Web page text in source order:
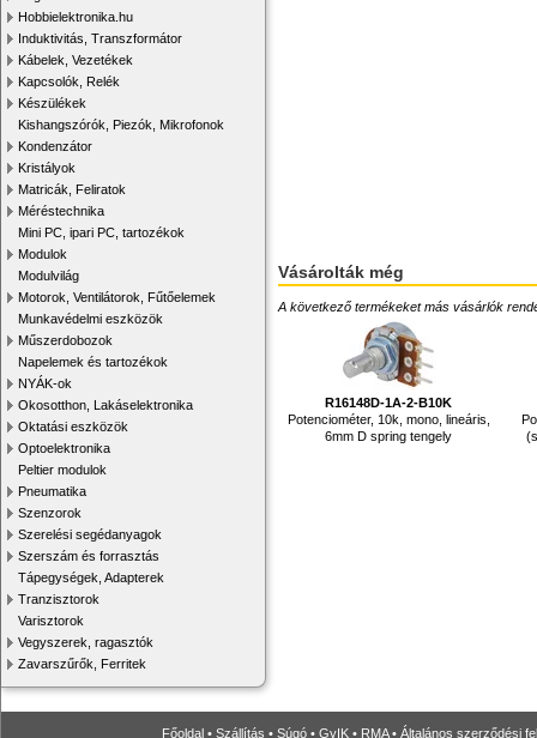
Hobbielektronika.hu
Induktivitás, Transzformátor
Kábelek, Vezetékek
Kapcsolók, Relék
Készülékek
Kishangszórók, Piezók, Mikrofonok
Kondenzátor
Kristályok
Matricák, Feliratok
Méréstechnika
Mini PC, ipari PC, tartozékok
Modulok
Modulvilág
Motorok, Ventilátorok, Fűtőelemek
Munkavédelmi eszközök
Műszerdobozok
Napelemek és tartozékok
NYÁK-ok
Okosotthon, Lakáselektronika
Oktatási eszközök
Optoelektronika
Peltier modulok
Pneumatika
Szenzorok
Szerelési segédanyagok
Szerszám és forrasztás
Tápegységek, Adapterek
Tranzisztorok
Varisztorok
Vegyszerek, ragasztók
Zavarszűrők, Ferritek
Vásárolták még
A következő termékeket más vásárlók
R16148D-1A-2-B10K
Potenciométer, 10k, mono, lineáris,
6mm D spring tengely
Főoldal • Szállítás • Súgó • GyIK • RMA• Általános szerződési